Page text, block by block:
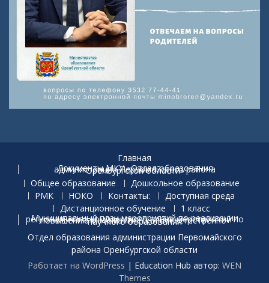
Главная
Документы МКУ «Отдел образования администрации Первомайского района Оренбургской области»
Общее образование
Дошкольное образование
РМК
НОКО Контакты:
Доступная среда
Дистанционное обучение
1 класс
Муниципальный план мероприятий по реализации регионального комплексного плана мероприятий по повышению математического и естественно-научного образования
Отдел образования администрации Первомайского
района Оренбургской области
Работает на WordPress | Education Hub автор: WEN
Themes